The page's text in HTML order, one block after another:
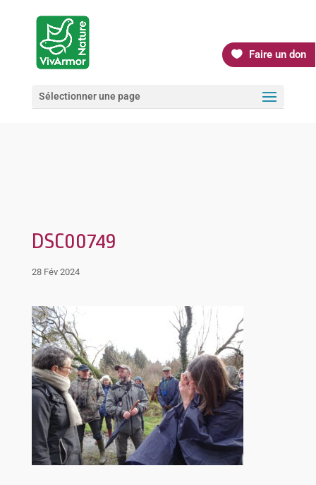
Faire un don
Sélectionner une page
DSC00749
28 Fév 2024